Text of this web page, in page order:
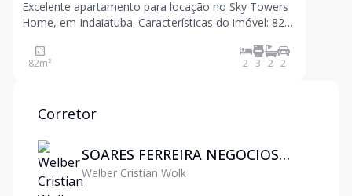
Excelente apartamento para locação no Sky Towers
Home, em Indaiatuba. Características do imóvel: 82
condicionado; Lavabo; Sala para 2 ambientes;
Cozinha equipada com Planejados, Geladeira,
82m² 2 3 2 2
Corretor
SOARES FERREIRA NEGOCIOS
IMOBILIARIOS LTDA
Welber Cristian Wolk